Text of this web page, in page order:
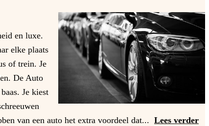
en luxe.
elke plaats
of trein. Je
De Auto
Je kiest
van een auto het extra voordeel dat... Lees verder